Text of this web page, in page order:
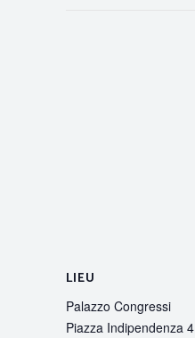
LIEU
Palazzo Congressi
Piazza Indipendenza 4